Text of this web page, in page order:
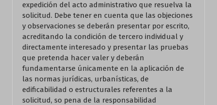
expedición del acto administrativo que resuelva la
solicitud. Debe tener en cuenta que las objeciones
y observaciones se deberán presentar por escrito,
acreditando la condición de tercero individual y
directamente interesado y presentar las pruebas
que pretenda hacer valer y deberán
fundamentarse únicamente en la aplicación de
las normas jurídicas, urbanísticas, de
edificabilidad o estructurales referentes a la
solicitud, so pena de la responsabilidad